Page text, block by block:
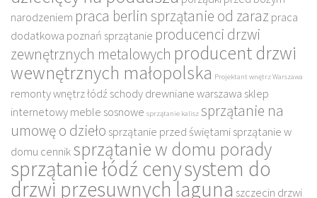
narodzeniem praca berlin sprzątanie od zarazpraca
dodatkowa poznań sprzątanie producenci drzwi
zewnętrznych metalowych producent drzwi
wewnętrznych małopolska Projektant wnętrz Warszawa
remonty wnętrz łódź schody drewniane warszawa sklep
internetowy meble sosnowe sprzątanie kalisz sprzątanie na
umowę o dzieło sprzątanie przed świętamisprzątanie w
domu cenniksprzątanie w domu porady
sprzątanie łódź cenysystem do
drzwi przesuwnych laguna szczecin drzwi